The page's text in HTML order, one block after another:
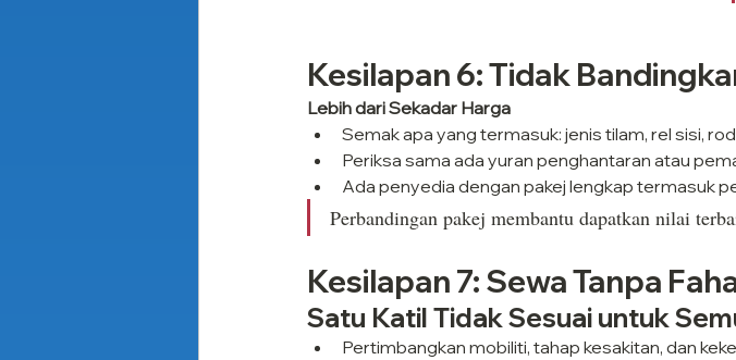
Kesilapan 6: Tidak
Lebih dari Sekadar Harga
Semak apa yang termasuk: jenis tilam, rel sisi,
Periksa sama ada yuran penghantaran atau
Ada penyedia dengan pakej lengkap termasuk
Perbandingan pakej membantu dapatkan nilai
Kesilapan 7: Sewa Tanpa
Satu Katil Tidak Sesuai untuk
Pertimbangkan mobiliti, tahap kesakitan, dan